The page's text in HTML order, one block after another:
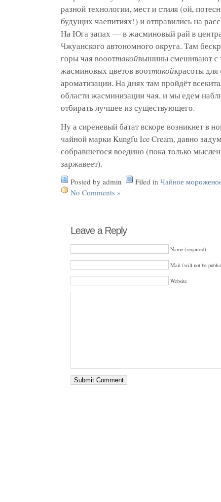
разной технологии, мест и стиля (ой,
будущих чаепитиях!) и отправились на
На Юга запах — в жасминовый рай в
Чжуанского автономного округа. Там
горы чая воооттакойвышины смешивают с
жасминовых цветов вооттакойкрасоты
ароматизации. На днях там пройдёт
области жасминизации чая, и мы едем
отбирать лучшее из существующего.
Ну а cиреневый батат вскоре возникнет в
чайной марки Kungfu Ice Cream, давно
собравшегося воедино (пока только
заржавеет).
Posted by admin Filed in Чайное
No Comments »
Leave a Reply
Name (required)
Mail (will not be
Website